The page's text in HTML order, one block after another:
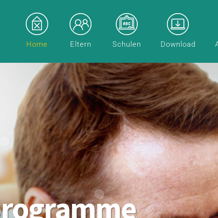
Home Eltern Schulen Download